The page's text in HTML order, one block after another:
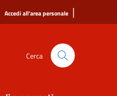
Accedi all'area personale |
Cerca